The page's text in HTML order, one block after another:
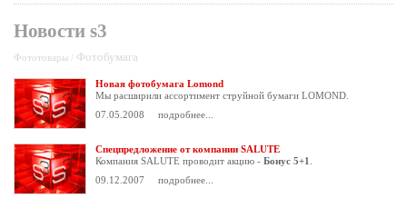
Новости s3
Фототовары / Фотобумага
Новая фотобумага Lomond
Мы расширили ассортимент струйной бумаги LOMOND.
07.05.2008
подробнее...
Спецпредложение от компании SALUTE
Компания SALUTE проводит акцию - Бонус 5+1
09.12.2007
подробнее...